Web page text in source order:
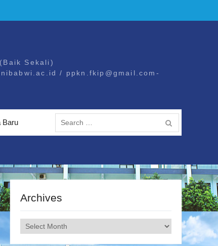
Sekali)
/ ppkn.fkip@gmail.com-
Baru
Search
for:
Archives
Archives